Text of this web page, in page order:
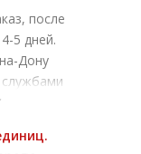
после
5 дней.
Дону
службами
Москве.